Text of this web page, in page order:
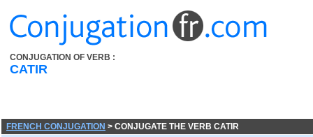
CONJUGATION OF VERB :
CATIR
FRENCH CONJUGATION > CONJUGATE THE VERB CATIR